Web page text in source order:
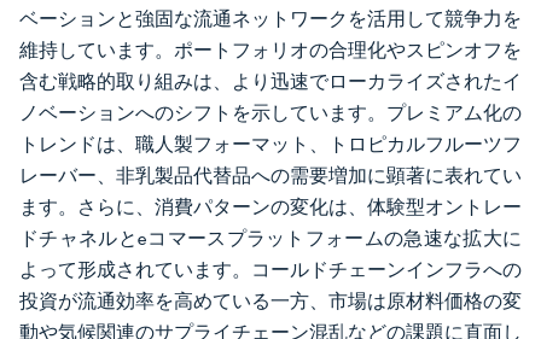
ベーションと強固な流通ネットワークを活用して競争力を
維持しています。ポートフォリオの合理化やスピンオフを
含む戦略的取り組みは、より迅速でローカライズされたイ
ノベーションへのシフトを示しています。プレミアム化の
トレンドは、職人製フォーマット、トロピカルフルーツフ
レーバー、非乳製品代替品への需要増加に顕著に表れてい
ます。さらに、消費パターンの変化は、体験型オントレー
ドチャネルとeコマースプラットフォームの急速な拡大に
よって形成されています。コールドチェーンインフラへの
投資が流通効率を高めている一方、市場は原材料価格の変
動や気候関連のサプライチェーン混乱などの課題に直面し